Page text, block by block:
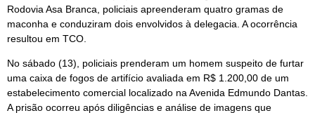
Rodovia Asa Branca, policiais apreenderam quatro gramas de
maconha e conduziram dois envolvidos à delegacia. A ocorrência
resultou em TCO.
No sábado (13), policiais prenderam um homem suspeito de furtar
uma caixa de fogos de artifício avaliada em R$ 1.200,00 de um
estabelecimento comercial localizado na Avenida Edmundo Dantas.
A prisão ocorreu após diligências e análise de imagens que